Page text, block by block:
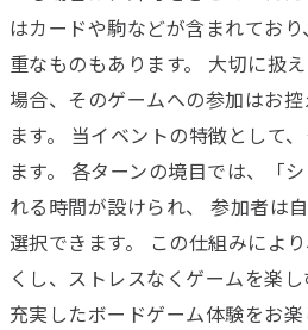
はカードや駒などが含まれてお
重なものもあります。 大切に扱
場合、そのゲームへの参加はお
ます。 当イベントの特徴として
ます。 各ターンの境目では、「
れる時間が設けられ、 参加者は
選択できます。 この仕組みによ
くし、ストレスなくゲームを楽
充実したボードゲーム体験をお楽